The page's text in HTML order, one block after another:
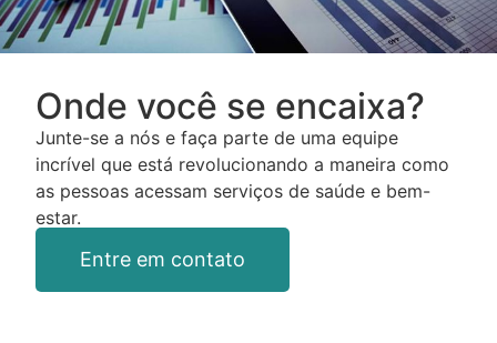
Onde você se encaixa?
Junte-se a nós e faça parte de uma equipe
incrível que está revolucionando a maneira como
as pessoas acessam serviços de saúde e bem-
estar.
Entre em contato